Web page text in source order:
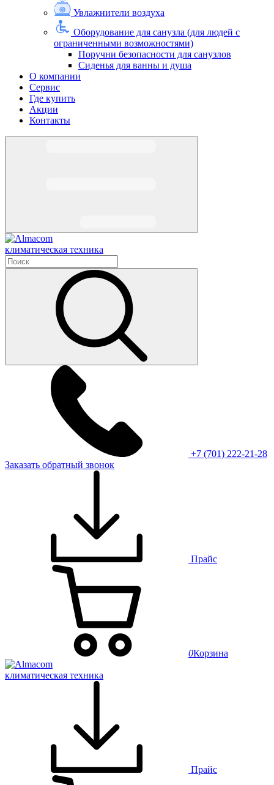
Увлажнители воздуха
Оборудование для санузла (для людей с
ограниченными возможностями)
Поручни безопасности для санузлов
Сиденья для ванны и душа
О компании
Сервис
Где купить
Акции
Контакты
климатическая техника
+7 (701) 222-21-28
Заказать обратный звонок
Прайс
0Корзина
климатическая техника
Прайс